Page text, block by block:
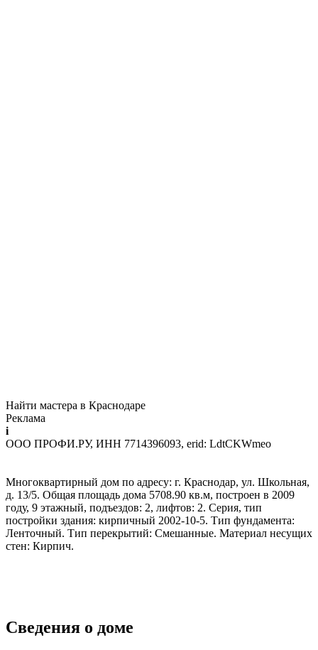
Найти мастера в Краснодаре
Реклама
i
ООО ПРОФИ.РУ, ИНН 7714396093, erid: LdtCKWmeo
Многоквартирный дом по адресу: г. Краснодар, ул. Школьная,
д. 13/5. Общая площадь дома 5708.90 кв.м, построен в 2009
году, 9 этажный, подъездов: 2, лифтов: 2. Серия, тип
постройки здания: кирпичный 2002-10-5. Тип фундамента:
Ленточный. Тип перекрытий: Смешанные. Материал несущих
стен: Кирпич.
Сведения о доме